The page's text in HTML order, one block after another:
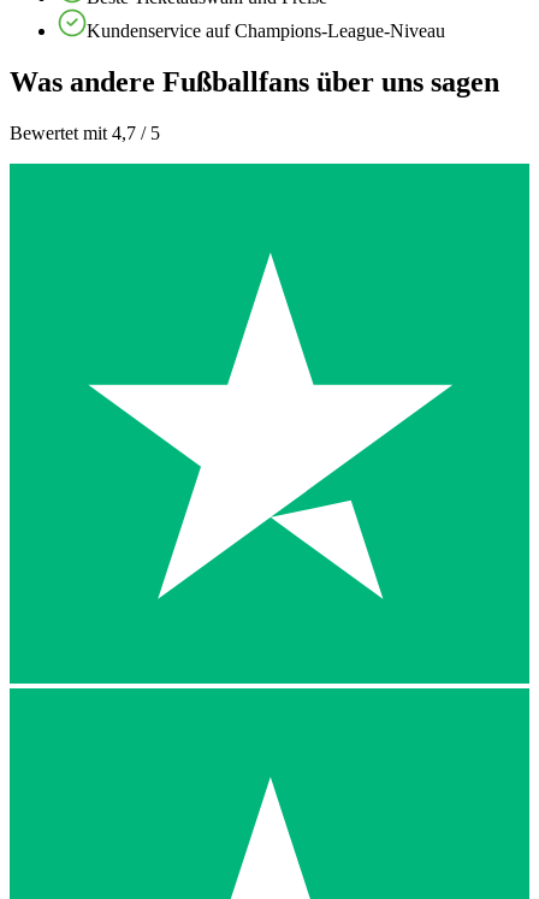
Kundenservice auf Champions-League-Niveau
Was andere Fußballfans über uns sagen
Bewertet mit 4,7 / 5